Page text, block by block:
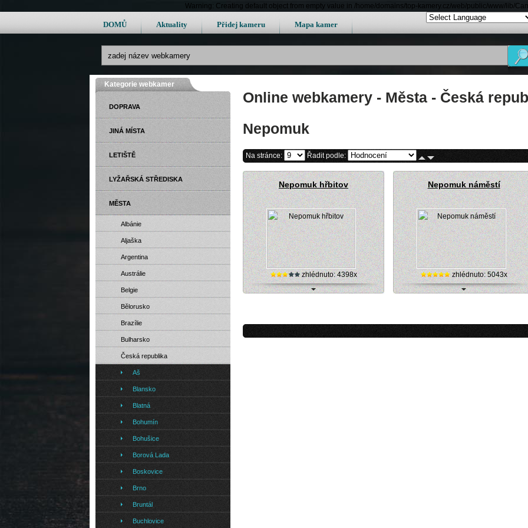
Warning: Creating default object from empty value in /home/domains/top-kamery.cz/web/public/www/lib/
DOMŮ Aktuality Přidej kameru Mapa kamer
Online webkamery - Města - Česká
Nepomuk
Na stránce: Řadit podle:
Nepomuk hřbitov
zhlédnuto: 4398x
Nepomuk náměstí
zhlédnuto: 5043x
Kategorie webkamer
DOPRAVA
JINÁ MÍSTA
LETIŠTĚ
LYŽAŘSKÁ STŘEDISKA
MĚSTA
Albánie
Aljaška
Argentina
Austrálie
Belgie
Bělorusko
Brazílie
Bulharsko
Česká republika
Aš
Blansko
Blatná
Bohumín
Bohušice
Borová Lada
Boskovice
Brno
Bruntál
Buchlovice